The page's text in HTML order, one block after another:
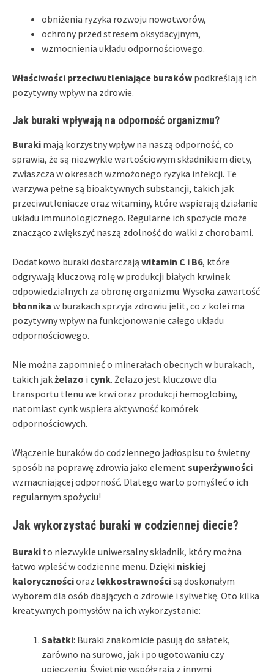
obniżenia ryzyka rozwoju nowotworów,
ochrony przed stresem oksydacyjnym,
wzmocnienia układu odpornościowego.
Właściwości przeciwutleniające buraków podkreślają ich
pozytywny wpływ na zdrowie.
Jak buraki wpływają na odporność organizmu?
Buraki mają korzystny wpływ na naszą odporność, co
sprawia, że są niezwykle wartościowym składnikiem diety,
zwłaszcza w okresach wzmożonego ryzyka infekcji. Te
warzywa pełne są bioaktywnych substancji, takich jak
przeciwutleniacze oraz witaminy, które wspierają działanie
układu immunologicznego. Regularne ich spożycie może
znacząco zwiększyć naszą zdolność do walki z chorobami.
Dodatkowo buraki dostarczają witamin C i B6, które
odgrywają kluczową rolę w produkcji białych krwinek
odpowiedzialnych za obronę organizmu. Wysoka zawartość
błonnika w burakach sprzyja zdrowiu jelit, co z kolei ma
pozytywny wpływ na funkcjonowanie całego układu
odpornościowego.
Nie można zapomnieć o minerałach obecnych w burakach,
takich jakżelazo i cynk. Żelazo jest kluczowe dla
transportu tlenu we krwi oraz produkcji hemoglobiny,
natomiast cynk wspiera aktywność komórek
odpornościowych.
Włączenie buraków do codziennego jadłospisu to świetny
sposób na poprawę zdrowia jako element superżywności
wzmacniającej odporność. Dlatego warto pomyśleć o ich
regularnym spożyciu!
Jak wykorzystać buraki w codziennej diecie?
Buraki to niezwykle uniwersalny składnik, który można
łatwo wpleść w codzienne menu. Dzięki niskiej
kalorycznościoraz lekkostrawnościsą doskonałym
wyborem dla osób dbających o zdrowie i sylwetkę. Oto kilka
kreatywnych pomysłów na ich wykorzystanie:
Sałatki: Buraki znakomicie pasują do sałatek,
zarówno na surowo, jak i po ugotowaniu czy
upieczeniu. Świetnie współgrają z innymi